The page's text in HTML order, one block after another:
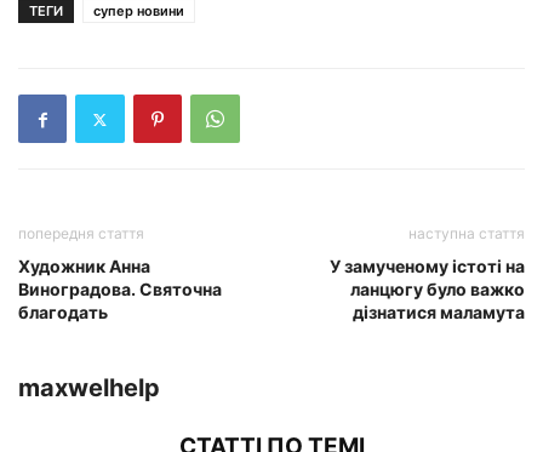
ТЕГИ супер новини
попередня стаття
Художник Анна
Виноградова. Святочна
благодать
наступна стаття
У замученому істоті на
ланцюгу було важко
дізнатися маламута
maxwelhelp